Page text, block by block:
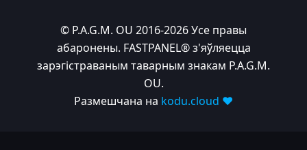
© P.A.G.M. OU 2016-2026 Усе правы
абаронены. FASTPANEL® з'яўляецца
зарэгістраваным таварным знакам P.A.G.M.
OU.
Размешчана на kodu.cloud ❤️